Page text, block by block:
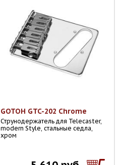
GOTOH GTC-202 Chrome
Струнодержатель для Telecaster,
modern Style, стальные седла,
хром